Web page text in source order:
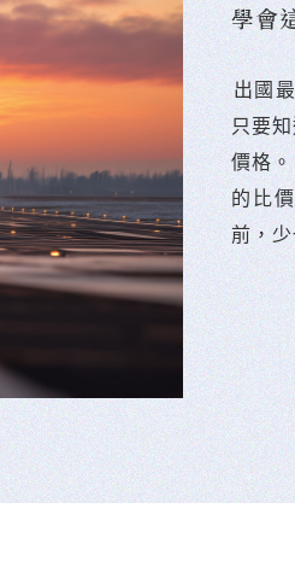
學會
出國
只要
價格
的比
前，